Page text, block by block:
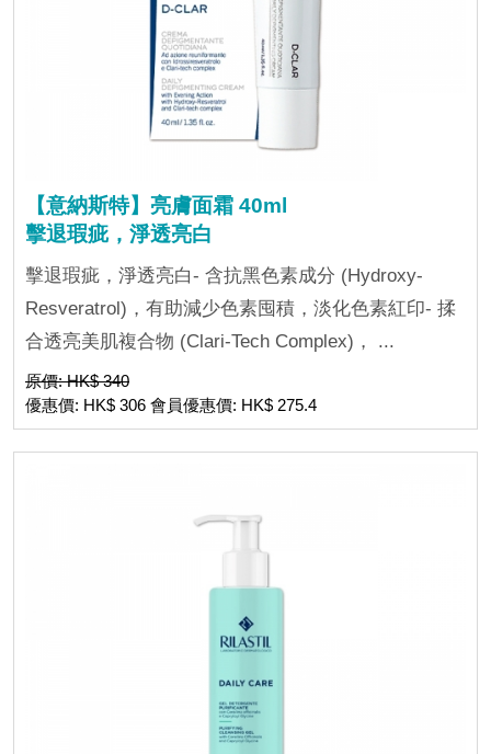
【意納斯特】亮膚面霜 40ml
擊退瑕疵，淨透亮白
擊退瑕疵，淨透亮白- 含抗黑色素成分 (Hydroxy-
Resveratrol)，有助減少色素囤積，淡化色素紅印- 揉
合透亮美肌複合物 (Clari-Tech Complex)， ...
原價: HK$ 340
優惠價: HK$ 306 會員優惠價: HK$ 275.4